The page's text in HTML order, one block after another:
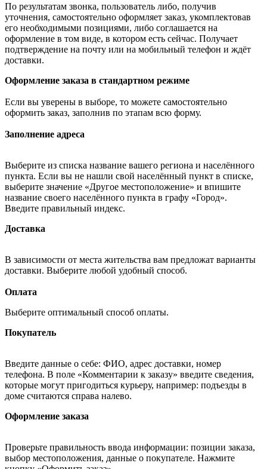
По результатам звонка, пользователь либо, получив
уточнения, самостоятельно оформляет заказ, укомплектовав
его необходимыми позициями, либо соглашается на
оформление в том виде, в котором есть сейчас. Получает
подтверждение на почту или на мобильный телефон и ждёт
доставки.
Оформление заказа в стандартном режиме
Если вы уверены в выборе, то можете самостоятельно
оформить заказ, заполнив по этапам всю форму.
Заполнение адреса
Выберите из списка название вашего региона и населённого
пункта. Если вы не нашли свой населённый пункт в списке,
выберите значение «Другое местоположение» и впишите
название своего населённого пункта в графу «Город».
Введите правильный индекс.
Доставка
В зависимости от места жительства вам предложат варианты
доставки. Выберите любой удобный способ.
Оплата
Выберите оптимальный способ оплаты.
Покупатель
Введите данные о себе: ФИО, адрес доставки, номер
телефона. В поле «Комментарии к заказу» введите сведения,
которые могут пригодиться курьеру, например: подъезды в
доме считаются справа налево.
Оформление заказа
Проверьте правильность ввода информации: позиции заказа,
выбор местоположения, данные о покупателе. Нажмите